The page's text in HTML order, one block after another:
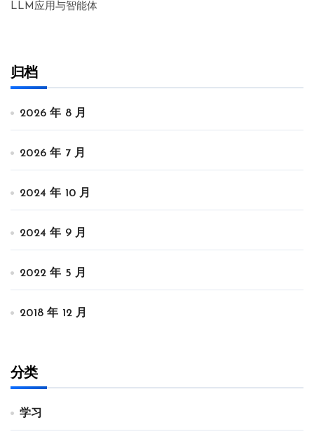
LLM应用与智能体
归档
2026 年 8 月
2026 年 7 月
2024 年 10 月
2024 年 9 月
2022 年 5 月
2018 年 12 月
分类
学习